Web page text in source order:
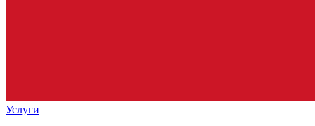
Услуги